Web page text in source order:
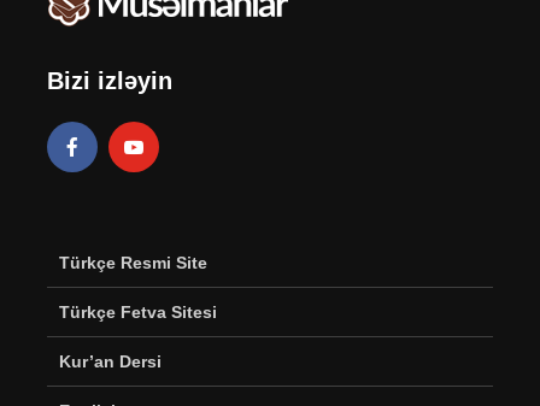
Bizi izləyin
Türkçe Resmi Site
Türkçe Fetva Sitesi
Kur’an Dersi